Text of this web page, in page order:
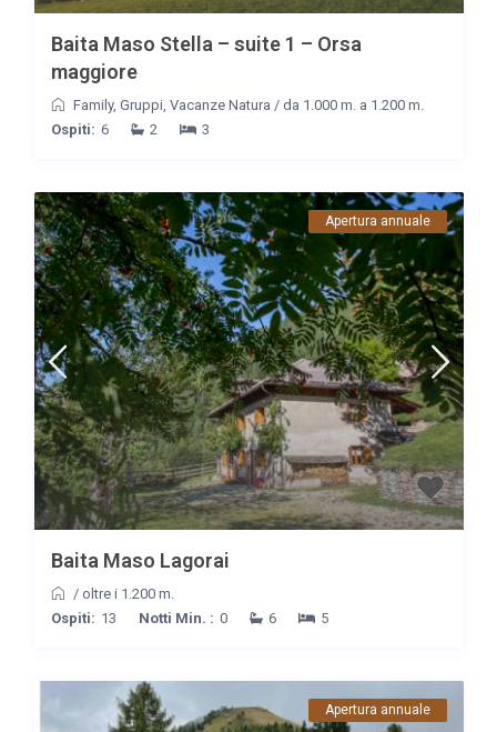
Baita Maso Stella – suite 1 – Orsa
maggiore
Family, Gruppi Vacanze Natura / da 1.000 m. a 1.200 m.
Ospiti: 6 2 3
Apertura annuale
Baita Maso Lagorai
/ oltre i 1.200 m.
Ospiti: 13 Notti Min. : 0 6 5
Apertura annuale